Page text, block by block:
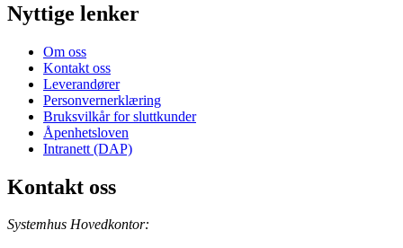
Nyttige lenker
Om oss
Kontakt oss
Leverandører
Personvernerklæring
Bruksvilkår for sluttkunder
Åpenhetsloven
Intranett (DAP)
Kontakt oss
Systemhus Hovedkontor: